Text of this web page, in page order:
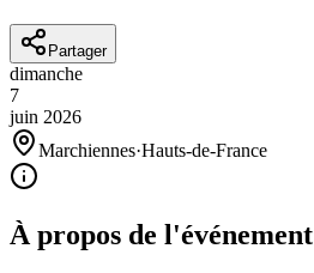
Partager
dimanche
7
juin 2026
Marchiennes·Hauts-de-France
À propos de l'événement